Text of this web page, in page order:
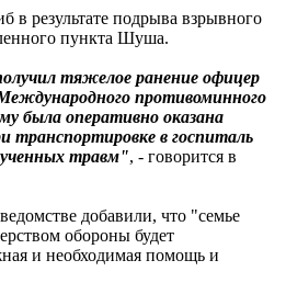
в результате подрыва взрывного
пункта Шуша.
тяжелое ранение офицер
противоминного
была оперативно оказана
транспортировке в госпиталь
травм", - говорится в
добавили, что "семье
обороны будет
и необходимая помощь и